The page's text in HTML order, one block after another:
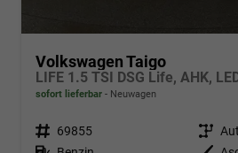
Volkswagen Taigo
sofort lieferbar Neuwagen
Fahrzeugnr. 69855 Getriebe